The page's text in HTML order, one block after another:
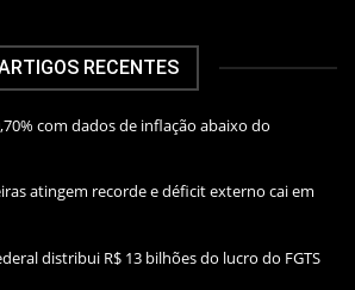
RECENTES
com dados de inflação abaixo do
atingem recorde e déficit externo cai em
distribui R$ 13 bilhões do lucro do FGTS